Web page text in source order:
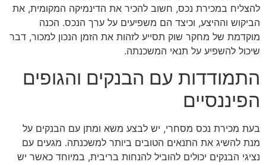
להצליח במכירת נכס, חשוב להכיר את הדינמיקה המקומית, את
הביקוש וההיצע, וכיצד הם משפיעים על ערך הנכס. הכנה
מוקדמת של מחקר שוק תסייע לזהות את הזמן הנכון למכור, דבר
שיכול להשפיע על תנאי המשכנתה.
התמודדות עם הבנקים והגופים
הפיננסיים
בעת מכירת נכס מסחרי, יש לבצע משא ומתן עם הבנקים על
מנת להשיג את התנאים הטובים ביותר למשכנתה. מגעים עם
נציגי הבנקים יכולים להוביל להנחות בריבית, במיוחד כאשר יש